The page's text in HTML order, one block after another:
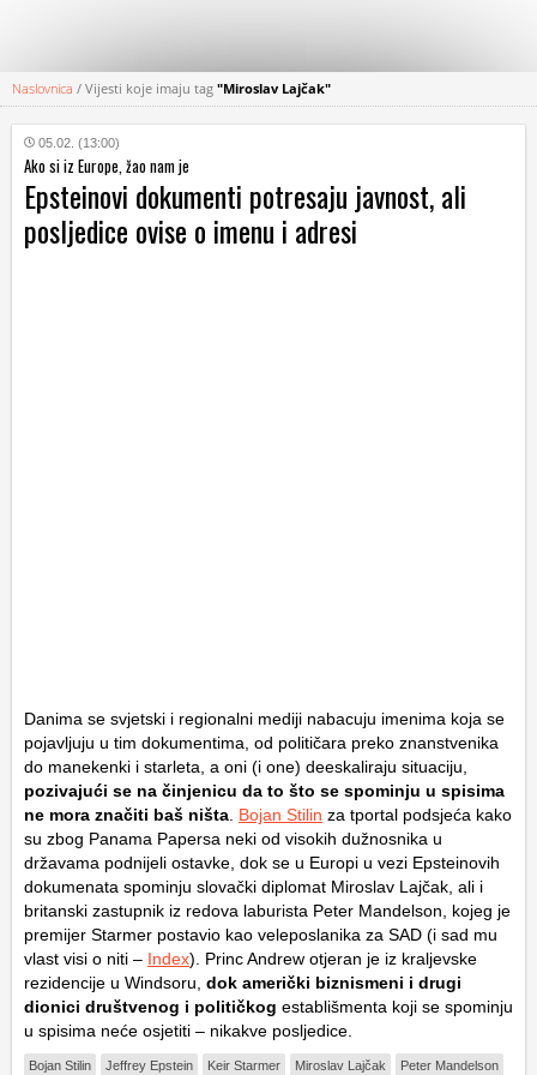
KATEGORIJE
HRVATSKI
WEB
Naslovnica / Vijesti koje imaju tag "Miroslav Lajčak"
05.02. (13:00)
Ako si iz Europe, žao nam je
Epsteinovi dokumenti potresaju javnost, ali
posljedice ovise o imenu i adresi
Danima se svjetski i regionalni mediji nabacuju imenima koja se
pojavljuju u tim dokumentima, od političara preko znanstvenika
do manekenki i starleta, a oni (i one) deeskaliraju situaciju,
pozivajući se na činjenicu da to što se spominju u spisima
ne mora značiti baš ništa Bojan Stilin za tportal podsjeća kako
su zbog Panama Papersa neki od visokih dužnosnika u
državama podnijeli ostavke, dok se u Europi u vezi Epsteinovih
dokumenata spominju slovački diplomat Miroslav Lajčak, ali i
britanski zastupnik iz redova laburista Peter Mandelson, kojeg je
premijer Starmer postavio kao veleposlanika za SAD (i sad mu
vlast visi o niti – Index). Princ Andrew otjeran je iz kraljevske
rezidencije u Windsoru, dok američki biznismeni i drugi
dionici društvenog i političkog establišmenta koji se spominju
u spisima neće osjetiti – nikakve posljedice.
Bojan Stilin Jeffrey Epstein Keir Starmer Miroslav Lajčak Peter Mandelson